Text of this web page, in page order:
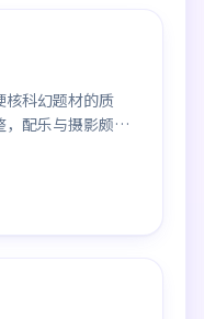
核科幻题材的质
配乐与摄影颇具
意之作。